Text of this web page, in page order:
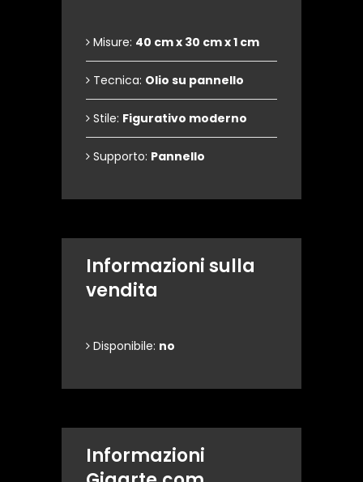
Misure: 40 cm x 30 cm x 1 cm
Tecnica: Olio su pannello
Stile: Figurativo moderno
Supporto: Pannello
Informazioni sulla
vendita
Disponibile: no
Informazioni